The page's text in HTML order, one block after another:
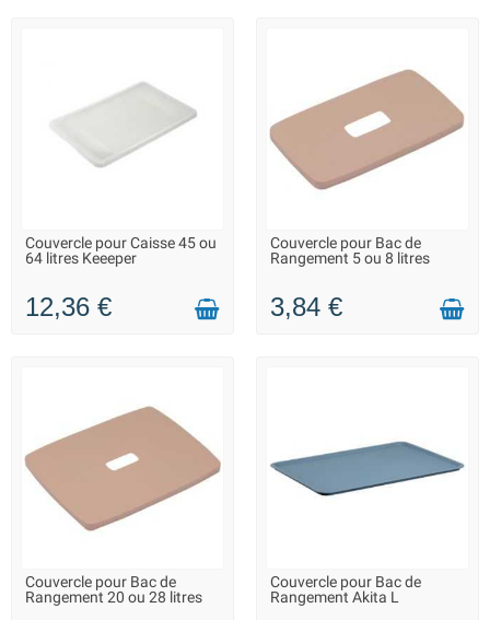
LIVRAISON 2 À 3 JOURS
Couvercle pour Caisse 45 ou
64 litres Keeeper
12,36 €
LIVRAISON 2 À 3 JOURS
Couvercle pour Bac de
Rangement 5 ou 8 litres
3,84 €
LIVRAISON 2 À 3 JOURS
Couvercle pour Bac de
Rangement 20 ou 28 litres
LIVRAISON 2 À 3 JOURS
Couvercle pour Bac de
Rangement Akita L